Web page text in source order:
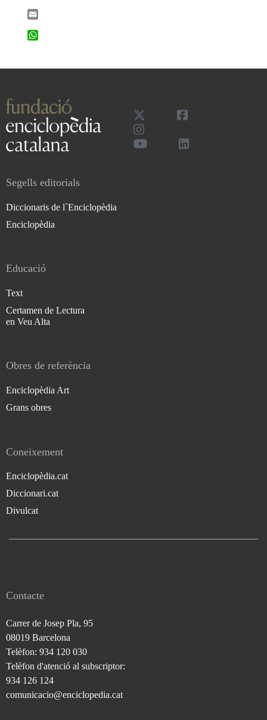
Segells editorials
Diccionaris de l`Enciclopèdia
Enciclopèdia
Educació
Text
Certamen de Lectura
en Veu Alta
Obres de referència
Enciclopèdia Art
Grans obres
Coneixement
Enciclopèdia.cat
Diccionari.cat
Divulcat
Contacte
Carrer de Josep Pla, 95
08019 Barcelona
Telèfon: 934 120 030
Telèfon d'atenció al subscriptor:
934 126 124
comunicacio@enciclopedia.cat